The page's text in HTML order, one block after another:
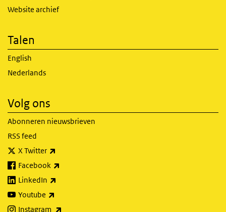
Website archief
Talen
English
Nederlands
Volg ons
Abonneren nieuwsbrieven
RSS feed
X Twitter
Facebook
LinkedIn
Youtube
Instagram